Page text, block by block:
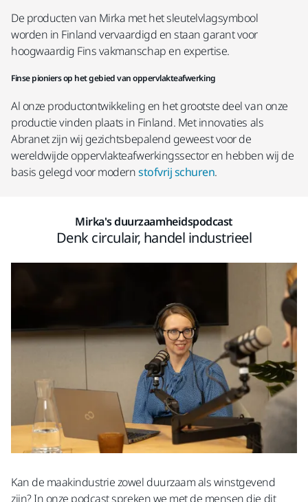
De producten van Mirka met het sleutelvlagsymbool
worden in Finland vervaardigd en staan garant voor
hoogwaardig Fins vakmanschap en expertise.
Finse pioniers op het gebied van oppervlakteafwerking
Al onze productontwikkeling en het grootste deel van onze
productie vinden plaats in Finland. Met innovaties als
Abranet zijn wij gezichtsbepalend geweest voor de
wereldwijde oppervlakteafwerkingssector en hebben wij de
basis gelegd voor modernstofvrij schuren.
Mirka's duurzaamheidspodcast
Denk circulair, handel industrieel​
Kan de maakindustrie zowel duurzaam als winstgevend
zijn? In onze podcast spreken we met de mensen die dit